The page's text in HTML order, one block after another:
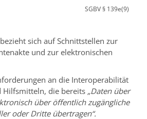
SGBV § 139e(9)
sich auf Schnittstellen zur
und zur elektronischen
an die Interoperabilität
die bereits „Daten über
über öffentlich zugängliche
oder Dritte übertragen“.